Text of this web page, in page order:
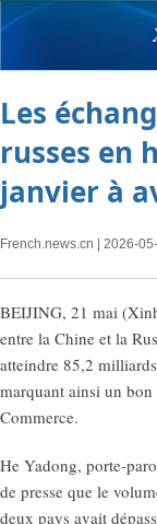
Les
russes en
janvier à
French.news.cn | 2026-
BEIJING, 21 mai
entre la Chine et la
atteindre 85,2
marquant ainsi un
Commerce.
He Yadong, porte-
de presse que le
deux pays avait